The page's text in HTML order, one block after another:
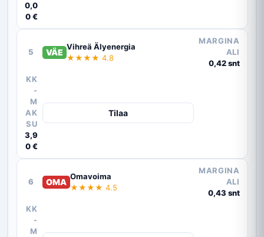
0,0
0 €
5 VÄE
Vihreä Älyenergia
★★★★ 4.8
MARGINA
ALI
0,42 snt
KK
-
M
AK
SU
3,9
0 €
Tilaa
6 OMA
Omavoima
★★★★ 4.5
MARGINA
ALI
0,43 snt
KK
-
M